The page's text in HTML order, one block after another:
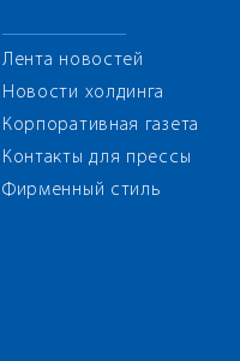
Лента новостей
Новости холдинга
Корпоративная газета
Контакты для прессы
Фирменный стиль